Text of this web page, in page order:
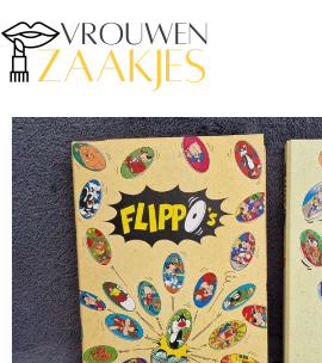
naar
de